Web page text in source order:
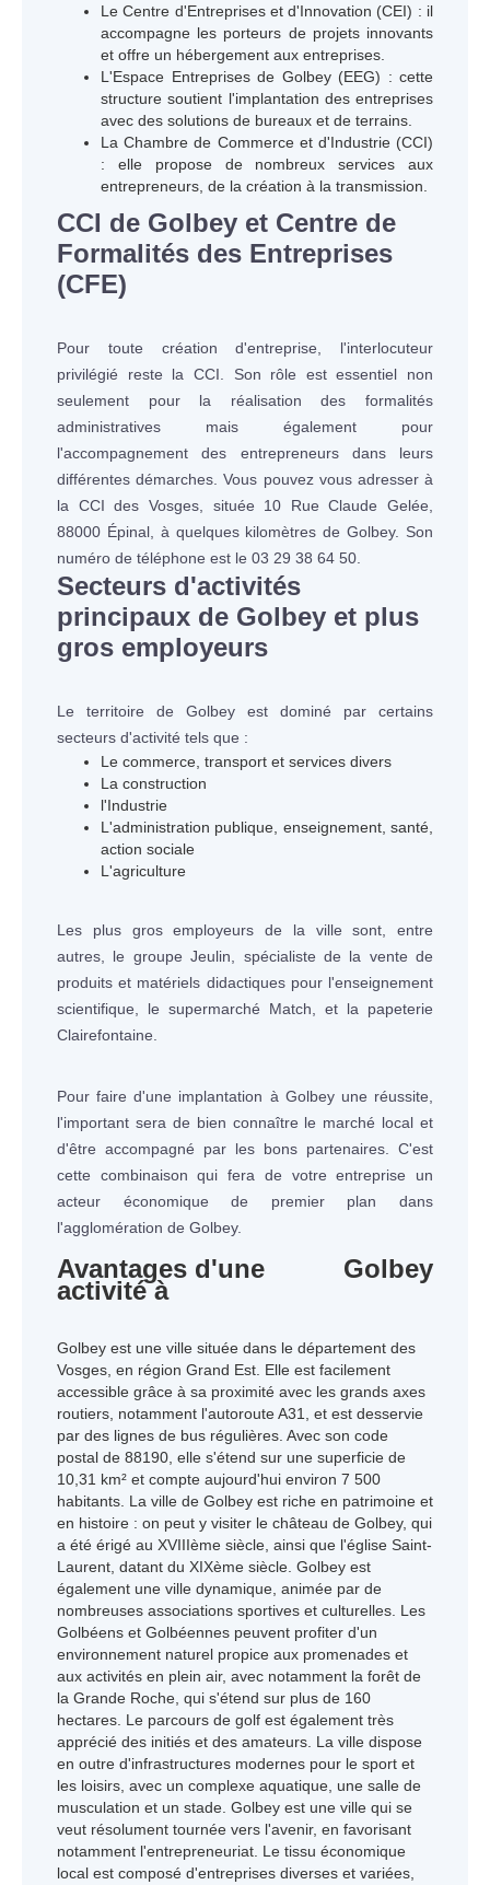
Le Centre d'Entreprises et d'Innovation (CEI) : il
accompagne les porteurs de projets innovants
et offre un hébergement aux entreprises.
L'Espace Entreprises de Golbey (EEG) : cette
structure soutient l'implantation des entreprises
avec des solutions de bureaux et de terrains.
La Chambre de Commerce et d'Industrie (CCI)
: elle propose de nombreux services aux
entrepreneurs, de la création à la transmission.
CCI de Golbey et Centre de
Formalités des Entreprises
(CFE)
Pour toute création d'entreprise, l'interlocuteur
privilégié reste la CCI. Son rôle est essentiel non
seulement pour la réalisation des formalités
administratives mais également pour
l'accompagnement des entrepreneurs dans leurs
différentes démarches. Vous pouvez vous adresser à
la CCI des Vosges, située 10 Rue Claude Gelée,
88000 Épinal, à quelques kilomètres de Golbey. Son
numéro de téléphone est le 03 29 38 64 50.
Secteurs d'activités
principaux de Golbey et plus
gros employeurs
Le territoire de Golbey est dominé par certains
secteurs d'activité tels que :
Le commerce, transport et services divers
La construction
l'Industrie
L'administration publique, enseignement, santé,
action sociale
L'agriculture
Les plus gros employeurs de la ville sont, entre
autres, le groupe Jeulin, spécialiste de la vente de
produits et matériels didactiques pour l'enseignement
scientifique, le supermarché Match, et la papeterie
Clairefontaine.
Pour faire d'une implantation à Golbey une réussite,
l'important sera de bien connaître le marché local et
d'être accompagné par les bons partenaires. C'est
cette combinaison qui fera de votre entreprise un
acteur économique de premier plan dans
l'agglomération de Golbey.
Avantages d'une
activité à
Golbey
Golbey est une ville située dans le département des
Vosges, en région Grand Est. Elle est facilement
accessible grâce à sa proximité avec les grands axes
routiers, notamment l'autoroute A31, et est desservie
par des lignes de bus régulières. Avec son code
postal de 88190, elle s'étend sur une superficie de
10,31 km² et compte aujourd'hui environ 7 500
habitants. La ville de Golbey est riche en patrimoine et
en histoire : on peut y visiter le château de Golbey, qui
a été érigé au XVIIIème siècle, ainsi que l'église Saint-
Laurent, datant du XIXème siècle. Golbey est
également une ville dynamique, animée par de
nombreuses associations sportives et culturelles. Les
Golbéens et Golbéennes peuvent profiter d'un
environnement naturel propice aux promenades et
aux activités en plein air, avec notamment la forêt de
la Grande Roche, qui s'étend sur plus de 160
hectares. Le parcours de golf est également très
apprécié des initiés et des amateurs. La ville dispose
en outre d'infrastructures modernes pour le sport et
les loisirs, avec un complexe aquatique, une salle de
musculation et un stade. Golbey est une ville qui se
veut résolument tournée vers l'avenir, en favorisant
notamment l'entrepreneuriat. Le tissu économique
local est composé d'entreprises diverses et variées,